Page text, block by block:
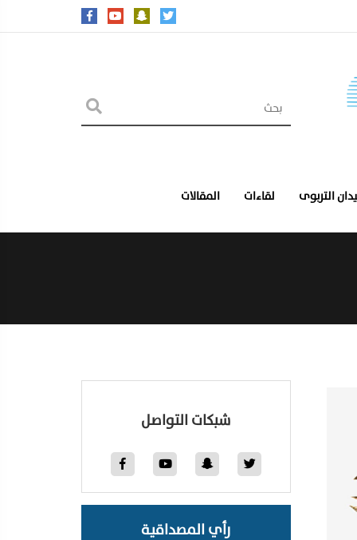
التربوى لقاءات المقالات
شبكات التواصل
رأي المصداقية